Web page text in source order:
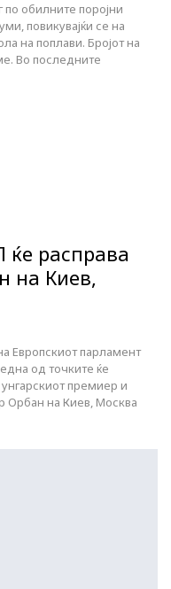
по обилните поројни
повикувајќи се на
на поплави. Бројот на
Во последните
ќе расправа
на Киев,
Европскиот парламент
од точките ќе
премиер и
Орбан на Киев, Москва